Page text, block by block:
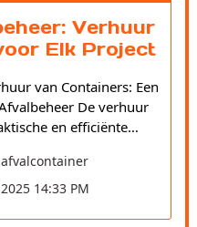
Verhuur
Elk Project
van Containers: Een
De verhuur
en efficiënte…
14:33 PM